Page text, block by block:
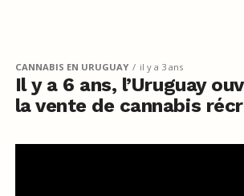
CANNABIS EN URUGUAY il y a 3 ans
Il y a 6 ans, l’Uruguay
la vente de cannabis